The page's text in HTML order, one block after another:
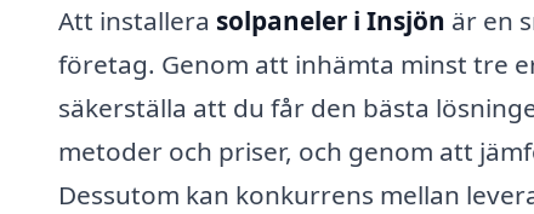
Att installera solpaneler i Insjön är en
företag. Genom att inhämta minst tre
säkerställa att du får den bästa
metoder och priser, och genom att
Dessutom kan konkurrens mellan